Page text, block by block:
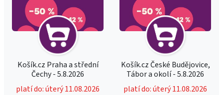
Košík.cz Praha a střední
Čechy - 5.8.2026
platí do: úterý 11.08.2026
Košík.cz České Budějovice,
Tábor a okolí - 5.8.2026
platí do: úterý 11.08.2026